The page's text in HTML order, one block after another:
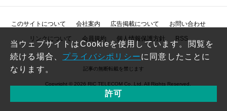
このサイトについて 会社案内 広告掲載について お問い合わせ
リンクについて 会員規約 個人情報保護方針 RSS
記事の無断転載を禁じます
Copyright © 2026 RIC TELECOM Co.,Ltd. All Rights Reserved.
当ウェブサイトはCookieを使用しています。閲覧を
続ける場合、 プライバシポリシーに同意したことに
なります。
許可